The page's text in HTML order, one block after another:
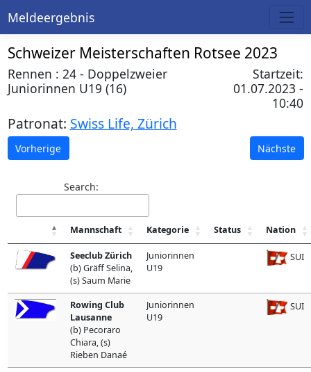
Meldeergebnis
Schweizer Meisterschaften Rotsee 2023
Rennen : 24 - Doppelzweier
Juniorinnen U19 (16)
Startzeit:
01.07.2023 -
10:40
Patronat: Swiss Life, Zürich
Vorherige Nächste
Search:
Mannschaft Kategorie Status Nation
Seeclub Zürich
(b) Gräff Selina,
(s) Saum Marie
Juniorinnen
U19
SUI
Rowing Club
Lausanne
(b) Pecoraro
Chiara, (s)
Rieben Danaé
Juniorinnen
U19
SUI